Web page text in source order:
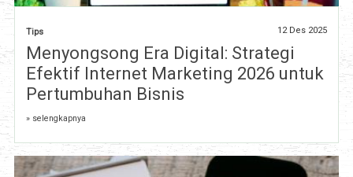
Tips 12 Des 2025
Menyongsong Era Digital: Strategi
Efektif Internet Marketing 2026 untuk
Pertumbuhan Bisnis
» selengkapnya